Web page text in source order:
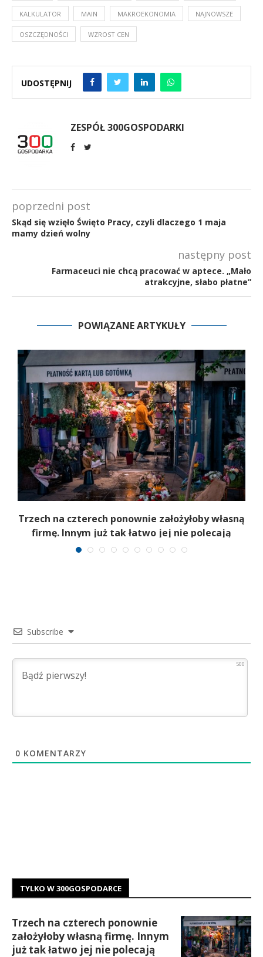
KALKULATOR MAIN MAKROEKONOMIA NAJNOWSZE
OSZCZĘDNOŚCI WZROST CEN
UDOSTĘPNIJ
ZESPÓŁ 300GOSPODARKI
poprzedni post
Skąd się wzięło Święto Pracy, czyli dlaczego 1 maja
mamy dzień wolny
następny post
Farmaceuci nie chcą pracować w aptece. „Mało
atrakcyjne, słabo płatne”
POWIĄZANE ARTYKUŁY
Trzech na czterech ponownie założyłoby własną
firmę. Innym już tak łatwo jej nie polecają
Subscribe
500
0 KOMENTARZY
TYLKO W 300GOSPODARCE
Trzech na czterech ponownie
założyłoby własną firmę. Innym
już tak łatwo jej nie polecają